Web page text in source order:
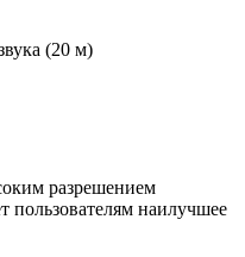
(20 м)
разрешением
пользователям наилучшее